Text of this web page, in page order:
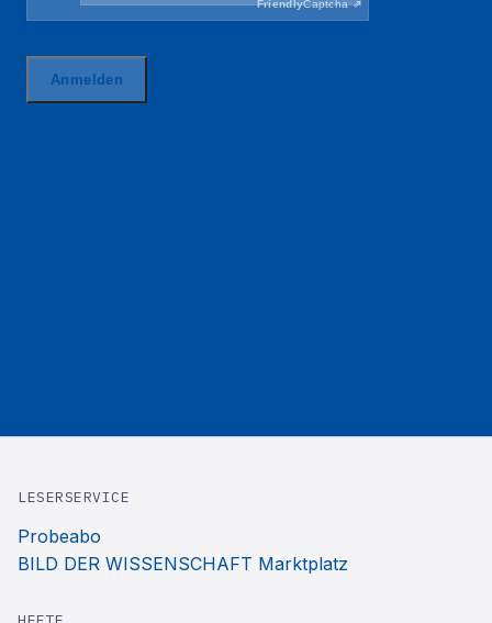
LESERSERVICE
Probeabo
BILD DER WISSENSCHAFT Marktplatz